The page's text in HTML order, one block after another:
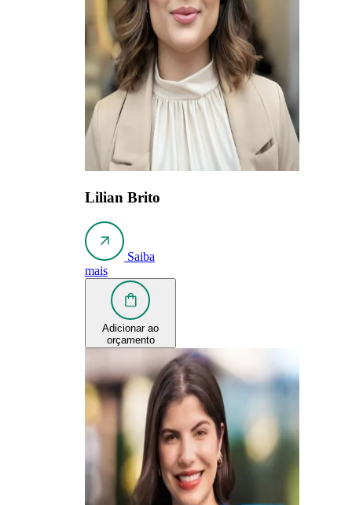
Lilian Brito
Saiba
mais
Adicionar ao
orçamento